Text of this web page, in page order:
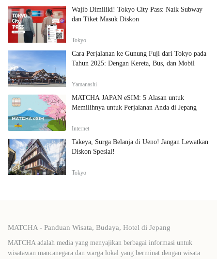
Wajib Dimiliki! Tokyo City Pass: Naik Subway
dan Tiket Masuk Diskon
Tokyo
Cara Perjalanan ke Gunung Fuji dari Tokyo pada
Tahun 2025: Dengan Kereta, Bus, dan Mobil
Yamanashi
MATCHA JAPAN eSIM: 5 Alasan untuk
Memilihnya untuk Perjalanan Anda di Jepang
Internet
Takeya, Surga Belanja di Ueno! Jangan Lewatkan
Diskon Spesial!
Tokyo
MATCHA - Panduan Wisata, Budaya, Hotel di Jepang
MATCHA adalah media yang menyajikan berbagai informasi untuk
wisatawan mancanegara dan warga lokal yang berminat dengan wisata